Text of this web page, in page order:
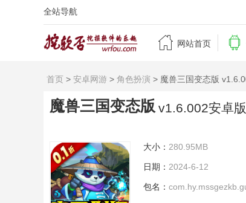
全站导航
 网站首页 
首页 > 安卓网游 > 角色扮演 > 魔兽三国变态版
魔兽三国变态版 v1.6.002安卓版
大小： 280.95MB
日期： 2024-6-12
包名：